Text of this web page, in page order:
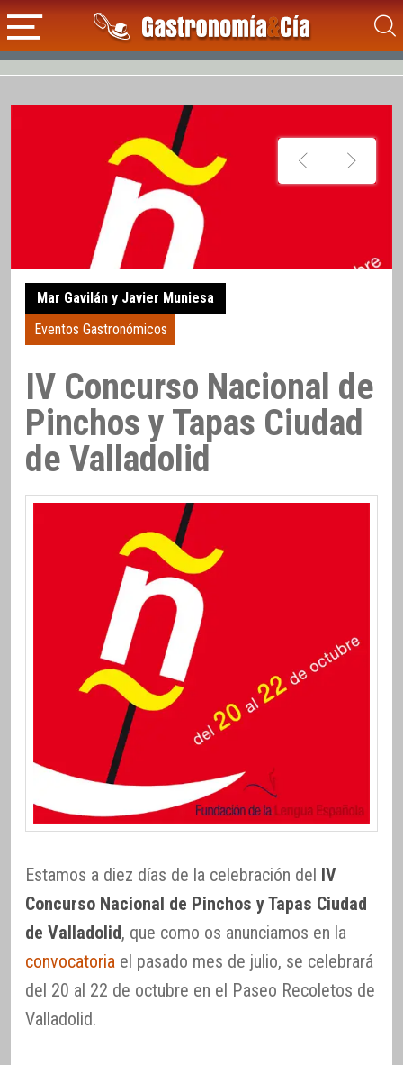
Mar Gavilán y Javier Muniesa
Eventos Gastronómicos
IV Concurso Nacional de
Pinchos y Tapas Ciudad
de Valladolid
Estamos a diez días de la celebración del
IV
Concurso Nacional de Pinchos y Tapas Ciudad
de Valladolid, que como os anunciamos en la
convocatoria el pasado mes de julio, se celebrará
del 20 al 22 de octubre en el Paseo Recoletos de
Valladolid.